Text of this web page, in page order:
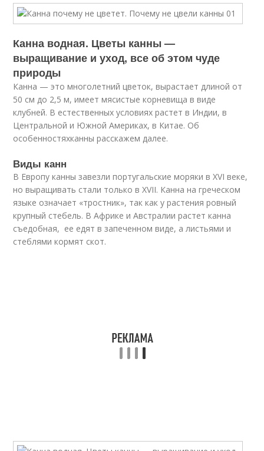
Канна водная. Цветы канны —
выращивание и уход, все об этом чуде
природы
Канна — это многолетний цветок, вырастает длиной от
50 см до 2,5 м, имеет мясистые корневища в виде
клубней. В естественных условиях растет в Индии, в
Центральной и Южной Америках, в Китае. Об
особенностяхканны расскажем далее.
Виды канн
В Европу канны завезли португальские моряки в XVI веке,
но выращивать стали только в XVII. Канна на греческом
языке означает «тростник», так как у растения ровный
крупный стебель. В Африке и Австралии растет канна
съедобная, ее едят в запеченном виде, а листьями и
стеблями кормят скот.